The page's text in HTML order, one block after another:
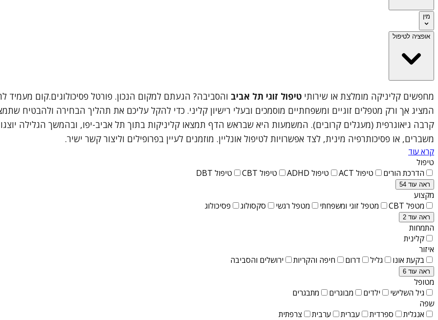
מין
אופציה לטיפול
מחפשים קליניקה מומלצת או שירותי טיפול זוגי תל אביב והסביבה? הגעתם למקום הנכון. פורטל פסיכולוגים.קום
המציג אך ורק מטפלים זוגיים ומשפחתיים מוסמכים ובעלי רישיון קליני. כדי להקל עליכם את תהליך הבחירה ולהבטיח
קרבה גיאוגרפית (מעגלים קרובים). המשמעות היא שבראש הדף תמצאו קליניקות בתוך תל אביב-יפו, ובהמשך הגלילה יוצגו
משברים, או פסיכותרפיה מינית, לצד אפשרויות לטיפול אונליין. מוזמנים לעיין בפרופילים וליצור קשר ישיר.
קרא עוד
טיפול
הדרכת הורים
טיפול ACT טיפול ADHD טיפול CBT טיפול DBT
ראה עוד 54
מקצוע
מטפל CBT
מטפל זוגי ומשפחתי מטפל רגשי סקסולוג פסיכולוג
ראה עוד 2
התמחות
קלינית
איזור
בקעת אונו
גליל דרום חיפה והקריות ירושלים והסביבה
ראה עוד 6
מטופל
גיל השלישי
ילדים מבוגרים
מתבגרים
שפה
אנגלית
ספרדית עברית ערבית צרפתית